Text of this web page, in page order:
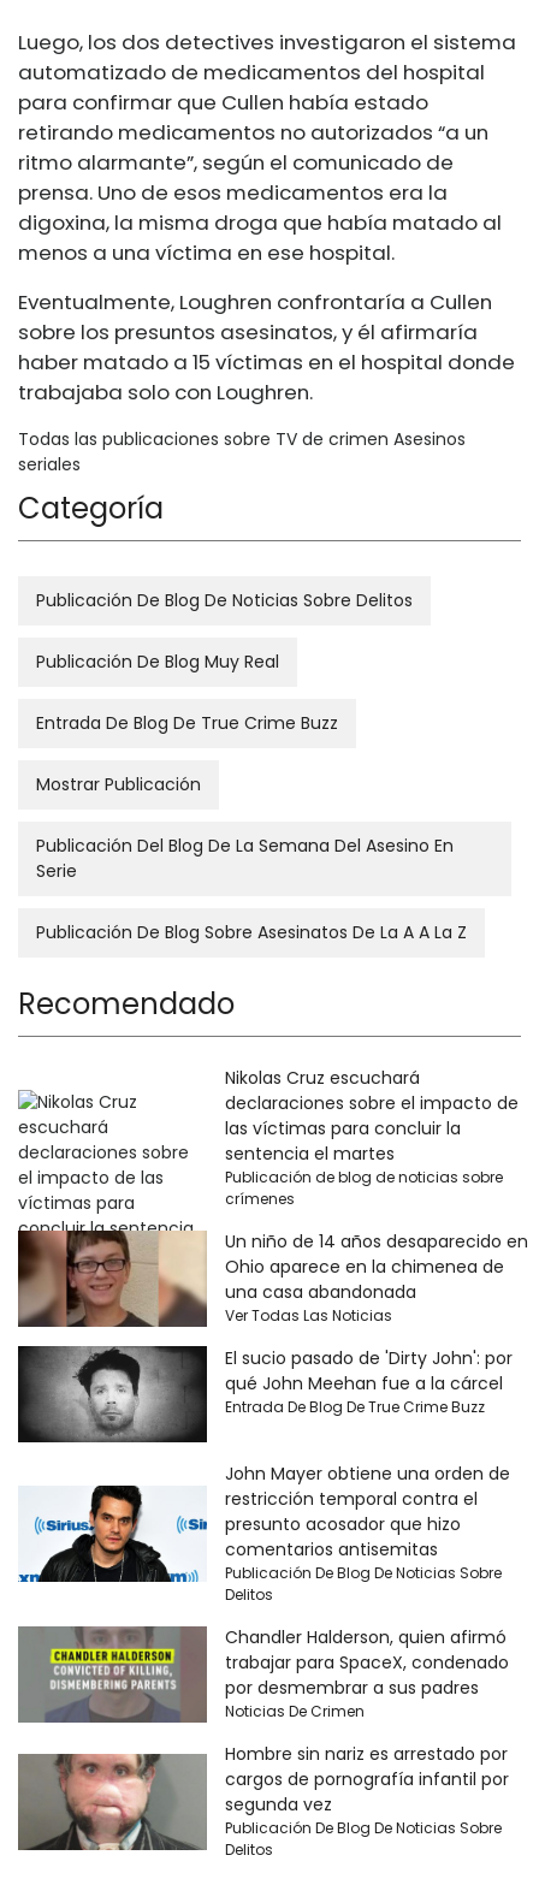
Luego, los dos detectives investigaron el sistema
automatizado de medicamentos del hospital
para confirmar que Cullen había estado
retirando medicamentos no autorizados “a un
ritmo alarmante”, según el comunicado de
prensa. Uno de esos medicamentos era la
digoxina, la misma droga que había matado al
menos a una víctima en ese hospital.
Eventualmente, Loughren confrontaría a Cullen
sobre los presuntos asesinatos, y él afirmaría
haber matado a 15 víctimas en el hospital donde
trabajaba solo con Loughren.
Todas las publicaciones sobre TV de crimen Asesinos
seriales
Categoría
Publicación De Blog De Noticias Sobre Delitos
Publicación De Blog Muy Real
Entrada De Blog De True Crime Buzz
Mostrar Publicación
Publicación Del Blog De La Semana Del Asesino En
Serie
Publicación De Blog Sobre Asesinatos De La A A La Z
Recomendado
Nikolas Cruz escuchará
declaraciones sobre el impacto de
las víctimas para concluir la
sentencia el martes
Publicación de blog de noticias sobre
crímenes
Un niño de 14 años desaparecido en
Ohio aparece en la chimenea de
una casa abandonada
Ver Todas Las Noticias
El sucio pasado de 'Dirty John': por
qué John Meehan fue a la cárcel
Entrada De Blog De True Crime Buzz
John Mayer obtiene una orden de
restricción temporal contra el
presunto acosador que hizo
comentarios antisemitas
Publicación De Blog De Noticias Sobre
Delitos
Chandler Halderson, quien afirmó
trabajar para SpaceX, condenado
por desmembrar a sus padres
Noticias De Crimen
Hombre sin nariz es arrestado por
cargos de pornografía infantil por
segunda vez
Publicación De Blog De Noticias Sobre
Delitos